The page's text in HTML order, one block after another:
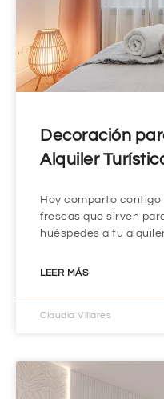
Decoración
Alquiler
Hoy comparto
frescas que sirven
huéspedes a tu
LEER MÁS
Claudia Villares